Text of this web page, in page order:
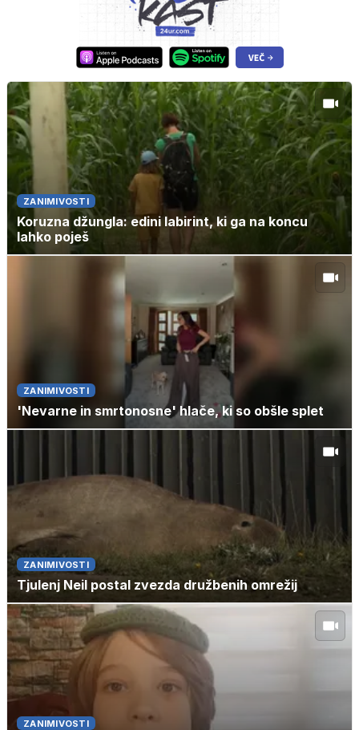
ZANIMIVOSTI
Koruzna džungla: edini labirint, ki ga na koncu
lahko poješ
ZANIMIVOSTI
'Nevarne in smrtonosne' hlače, ki so obšle splet
ZANIMIVOSTI
Tjulenj Neil postal zvezda družbenih omrežij
ZANIMIVOSTI